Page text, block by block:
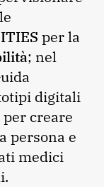
per la
; nel
digitali
per creare
persona e
medici